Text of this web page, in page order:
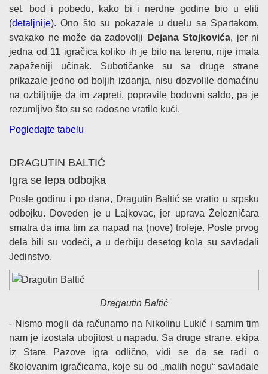
set, bod i pobedu, kako bi i nerdne godine bio u eliti
(detaljnije). Ono što su pokazale u duelu sa Spartakom,
svakako ne može da zadovolji
Dejana Stojkovića, jer ni
jedna od 11 igračica koliko ih je bilo na terenu, nije imala
zapaženiji učinak. Subotičanke su sa druge strane
prikazale jedno od boljih izdanja, nisu dozvolile domaćinu
na ozbiljnije da im zapreti, popravile bodovni saldo, pa je
rezumljivo što su se radosne vratile kući.
Pogledajte tabelu
DRAGUTIN BALTIĆ
Igra se lepa odbojka
Posle godinu i po dana, Dragutin Baltić se vratio u srpsku
odbojku. Doveden je u Lajkovac, jer uprava Železničara
smatra da ima tim za napad na (nove) trofeje. Posle prvog
dela bili su vodeći, a u derbiju desetog kola su savladali
Jedinstvo.
Dragautin Baltić
- Nismo mogli da računamo na Nikolinu Lukić i samim tim
nam je izostala ubojitost u napadu. Sa druge strane, ekipa
iz Stare Pazove igra odlično, vidi se da se radi o
školovanim igračicama, koje su od „malih nogu“ savladale